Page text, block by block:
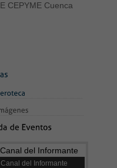
Canal del Informante